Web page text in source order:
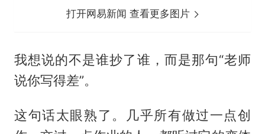
打开网易新闻 查看更多图片
我想说的不是谁抄了谁，而是那句“老师
说你写得差”。
这句话太眼熟了。几乎所有做过一点创